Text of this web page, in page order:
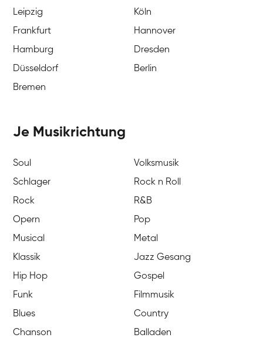
Leipzig
Köln
Frankfurt
Hannover
Hamburg
Dresden
Düsseldorf
Berlin
Bremen
Je Musikrichtung
Soul
Volksmusik
Schlager
Rock n Roll
Rock
R&B
Opern
Pop
Musical
Metal
Klassik
Jazz Gesang
Hip Hop
Gospel
Funk
Filmmusik
Blues
Country
Chanson
Balladen